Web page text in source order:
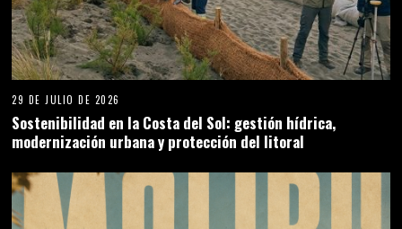
29 DE JULIO DE 2026
Sostenibilidad en la Costa del Sol: gestión hídrica,
modernización urbana y protección del litoral